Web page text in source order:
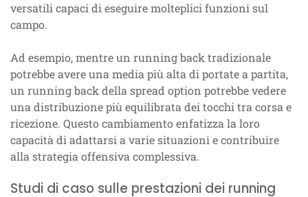
versatili capaci di eseguire molteplici funzioni sul
campo.
Ad esempio, mentre un running back tradizionale
potrebbe avere una media più alta di portate a partita,
un running back della spread option potrebbe vedere
una distribuzione più equilibrata dei tocchi tra corsa e
ricezione. Questo cambiamento enfatizza la loro
capacità di adattarsi a varie situazioni e contribuire
alla strategia offensiva complessiva.
Studi di caso sulle prestazioni dei running